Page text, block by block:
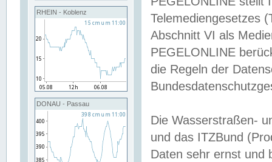
RHEIN - Koblenz
DONAU - Passau
Telemediengesetzes
Abschnitt VI als
PEGELONLINE
die Regeln der
Die Wasserstraßen-
und das ITZBund
Daten sehr ernst und